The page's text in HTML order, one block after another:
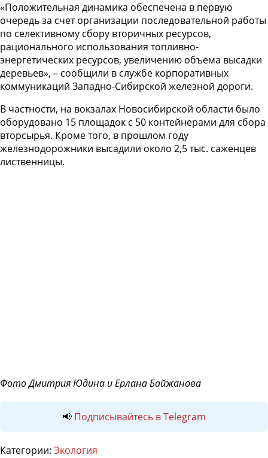
«Положительная динамика обеспечена в первую
очередь за счет организации последовательной работы
по селективному сбору вторичных ресурсов,
рационального использования топливно-
энергетических ресурсов, увеличению объема высадки
деревьев», – сообщили в службе корпоративных
коммуникаций Западно-Сибирской железной дороги.
В частности, на вокзалах Новосибирской области было
оборудовано 15 площадок с 50 контейнерами для сбора
вторсырья. Кроме того, в прошлом году
железнодорожники высадили около 2,5 тыс. саженцев
лиственницы.
Фото Дмитрия Юдина и Ерлана Байжанова
📢 Подписывайтесь в Telegram
Категории: Экология